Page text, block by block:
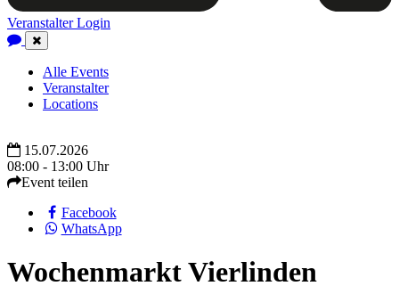
Veranstalter Login
Close
Navigation
Alle Events
Veranstalter
Locations
15.07.2026
08:00 - 13:00 Uhr
Event teilen
Facebook
WhatsApp
Wochenmarkt Vierlinden